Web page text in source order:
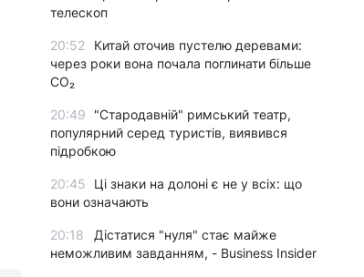
телескоп
20:52
Китай оточив пустелю деревами:
через роки вона почала поглинати більше
CO₂
20:49
"Стародавній" римський театр,
популярний серед туристів, виявився
підробкою
20:45
Ці знаки на долоні є не у всіх: що
вони означають
20:18
Дістатися "нуля" стає майже
неможливим завданням, - Business Insider